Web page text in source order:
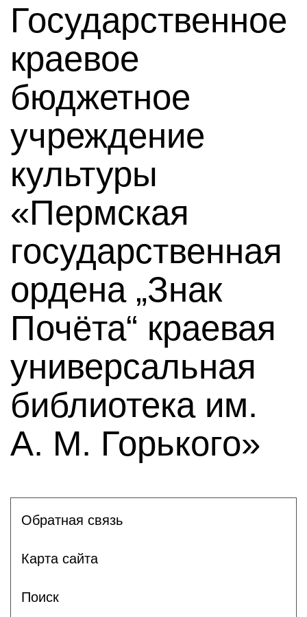
Государственное
краевое
бюджетное
учреждение
культуры
«Пермская
государственная
ордена „Знак
Почёта“ краевая
универсальная
библиотека им.
А. М. Горького»
Обратная связь
Карта сайта
Поиск